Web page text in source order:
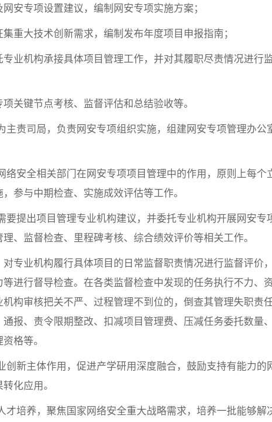
安专项设置建议，编制网安专项实施方案；
重大技术创新需求，编制发布年度项目申报指南；
专业机构承接具体项目管理工作，并对其履职尽责情况进行
关键节点考核、监督评估和总结验收等。
责司局，负责网安专项组织实施，组建网安专项管理办公
安全相关部门在网安专项项目管理中的作用，原则上每个
参与中期检查、实施成效评估等工作。
提出项目管理专业机构建议，并委托专业机构开展网安专
、监督检查、里程碑考核、综合绩效评价等相关工作。
专业机构履行具体项目的日常监督职责情况进行监督评价
进行督导检查。在各类监督检查中发现的任务执行不力、
构审核把关不严、过程管理不到位的，倒查其管理失职责
报、责令限期整改、扣减项目管理费、压减任务委托数量
格等。
新主体作用，促进产学研用深度融合，鼓励支持有能力的
化应用。
培养，聚焦国家网络安全重大战略需求，培养一批能够解